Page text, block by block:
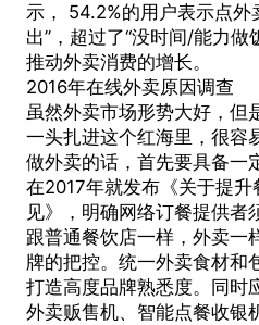
示， 54.2%的用户表示点外
出”，超过了“没时间/能力做
推动外卖消费的增长。
2016年在线外卖原因调查
虽然外卖市场形势大好，但
一头扎进这个红海里，很容
做外卖的话，首先要具备一
在2017年就发布《关于提
见》，明确网络订餐提供者
跟普通餐饮店一样，外卖一
牌的把控。统一外卖食材和
打造高度品牌熟悉度。同时
外卖贩售机、智能点餐收银